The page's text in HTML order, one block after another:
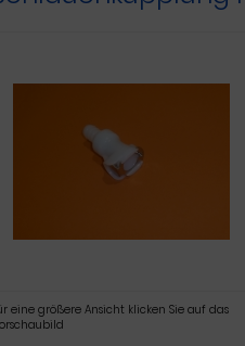
eine größere Ansicht klicken Sie auf das